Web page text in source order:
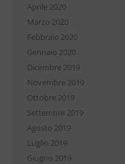
Aprile 2020
Marzo 2020
Febbraio 2020
Gennaio 2020
Dicembre 2019
Novembre 2019
Ottobre 2019
Settembre 2019
Agosto 2019
Luglio 2019
Giugno 2019